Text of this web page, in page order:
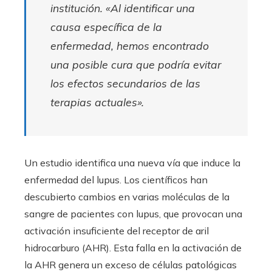
institución. «Al identificar una
causa específica de la
enfermedad, hemos encontrado
una posible cura que podría evitar
los efectos secundarios de las
terapias actuales».
Un estudio identifica una nueva vía que induce la
enfermedad del lupus. Los científicos han
descubierto cambios en varias moléculas de la
sangre de pacientes con lupus, que provocan una
activación insuficiente del receptor de aril
hidrocarburo (AHR). Esta falla en la activación de
la AHR genera un exceso de células patológicas